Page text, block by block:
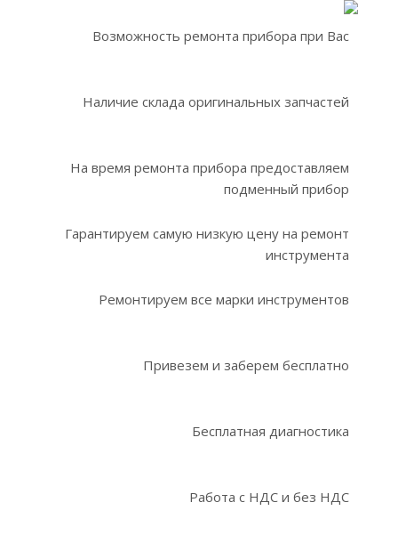
Возможность ремонта прибора при Вас
Наличие склада оригинальных запчастей
На время ремонта прибора предоставляем
подменный прибор
Гарантируем самую низкую цену на ремонт
инструмента
Ремонтируем все марки инструментов
Привезем и заберем бесплатно
Бесплатная диагностика
Работа с НДС и без НДС